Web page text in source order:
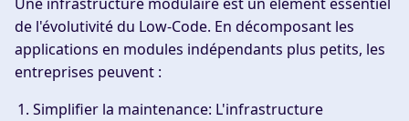
Une infrastructure modulaire est un élément essentiel
de l'évolutivité du Low-Code. En décomposant les
applications en modules indépendants plus petits, les
entreprises peuvent :
Simplifier la maintenance: L'infrastructure